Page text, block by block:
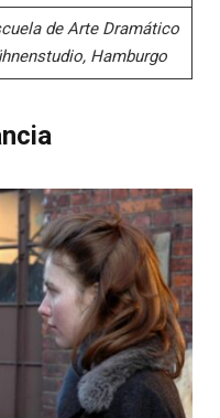
de Arte Dramático
Hamburgo